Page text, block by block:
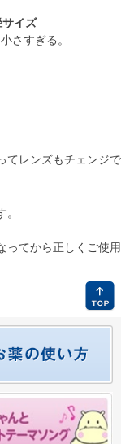
イズ
さすぎる。
てレンズもチェンジで
ってから正しくご使用